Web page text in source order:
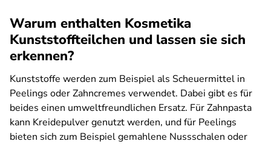
Warum enthalten Kosmetika
Kunststoffteilchen und lassen sie sich
erkennen?
Kunststoffe werden zum Beispiel als Scheuermittel in
Peelings oder Zahncremes verwendet. Dabei gibt es für
beides einen umweltfreundlichen Ersatz. Für Zahnpasta
kann Kreidepulver genutzt werden, und für Peelings
bieten sich zum Beispiel gemahlene Nussschalen oder